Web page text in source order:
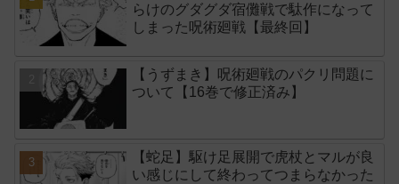
らけのグダグダ宿儺戦で駄作になって
しまった呪術廻戦【最終回】
【うずまき】呪術廻戦のパクリ問題に
ついて【16巻で修正済み】
【蛇足】駆け足展開で虎杖とマルが良
い感じにして終わってつまらなかった